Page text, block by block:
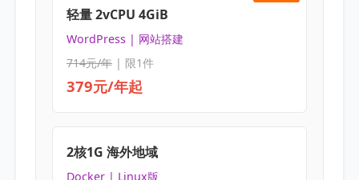
轻量 2vCPU 4GiB
WordPress | 网站搭建
714元/年| 限1件
379元/年起
2核1G 海外地域
Docker | Linux版